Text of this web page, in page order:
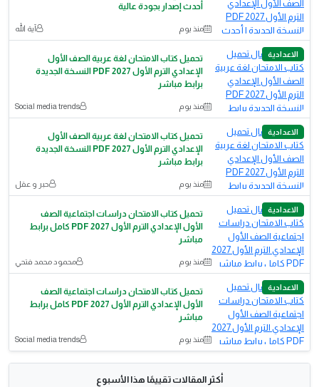
أحدث إصدار بجودة عالية
منذ يوم آية الله
الاعدادية
تحميل كتاب الامتحان لغة عربية الصف الأول
الإعدادي الترم الأول 2027 PDF النسخة الجديدة
برابط مباشر
منذ يوم Social media trends
الاعدادية
تحميل كتاب الامتحان لغة عربية الصف الأول
الإعدادي الترم الأول 2027 PDF النسخة الجديدة
برابط مباشر
منذ يوم حبر و عقل
الاعدادية
تحميل كتاب الامتحان دراسات اجتماعية الصف
الأول الإعدادي الترم الأول 2027 PDF كامل برابط
مباشر
منذ يوم محمود محمد فتحي
الاعدادية
تحميل كتاب الامتحان دراسات اجتماعية الصف
الأول الإعدادي الترم الأول 2027 PDF كامل برابط
مباشر
منذ يوم Social media trends
أكثر المقالات تقييمًا هذا الأسبوع